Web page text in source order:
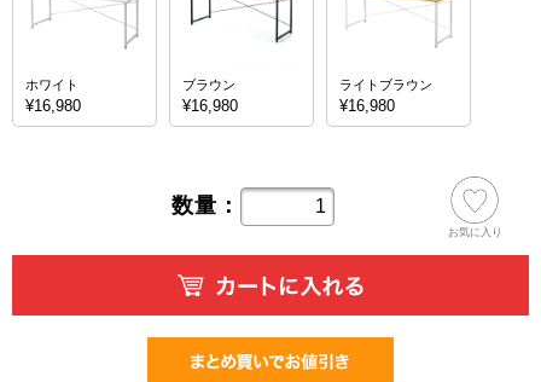
ホワイト
¥16,980
ブラウン
¥16,980
ライトブラウン
¥16,980
数量：
お気に入り